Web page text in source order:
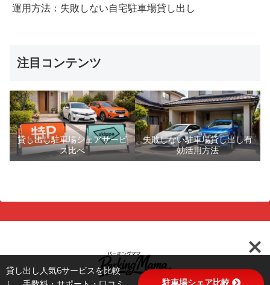
運用方法：失敗しない自宅駐車場貸し出し
注目コンテンツ
貸し出し駐車場シェアサービ
ス比べ
失敗しない駐車場貸し出し有
効活用方法
貸し出し人気6サービスを比較
駐車場シェア比較